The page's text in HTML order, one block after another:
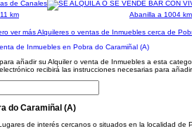
km Abanilla a 1004 km
ver más Alquileres o ventas de Inmuebles cerca de
de Inmuebles en Pobra do Caramiñal (A)
añadir su Alquiler o venta de Inmuebles a esta
recibirá las instrucciones necesarias para
do Caramiñal (A)
de interés cercanos o situados en la localidad de